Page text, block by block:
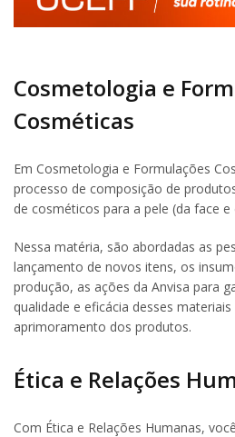
Cosmetologia e
Cosméticas
Em Cosmetologia e Formulações
processo de composição de
de cosméticos para a pele (da face
Nessa matéria, são abordadas as
lançamento de novos itens, os
produção, as ações da Anvisa para
qualidade e eficácia desses
aprimoramento dos produtos.
Ética e Relações
Com Ética e Relações Humanas,